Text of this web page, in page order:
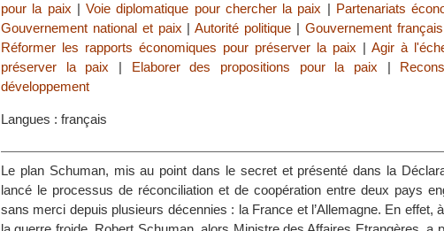
pour la paix | Voie diplomatique pour chercher la paix | Partenariats
Gouvernement national et paix |Autorité politique | Gouvernement français
Réformer les rapports économiques pour préserver la paix | Agir à
préserver la paix | Elaborer des propositions pour la paix |
développement
Langues : français
Le plan Schuman, mis au point dans le secret et présenté dans la
lancé le processus de réconciliation et de coopération entre deux pays
sans merci depuis plusieurs décennies : la France et l’Allemagne. En effet,